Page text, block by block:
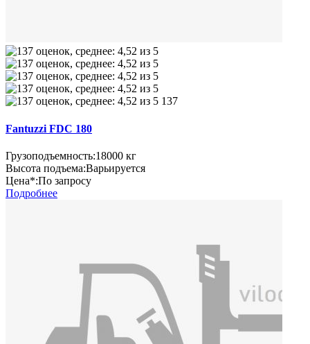
137
Fantuzzi FDC 180
Грузоподъемность:18000 кг
Высота подъема:Варьируется
Цена*:По запросу
Подробнее